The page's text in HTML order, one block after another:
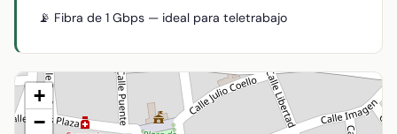
📡 Fibra de 1 Gbps — ideal para teletrabajo
+
−